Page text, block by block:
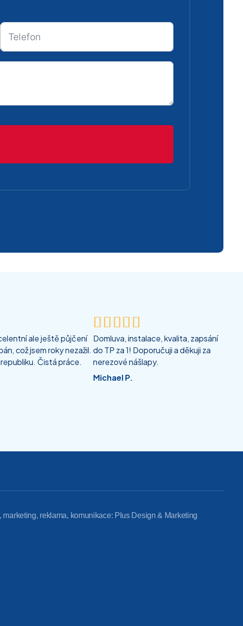
ale ještě půjčení
což jsem roky nezažil.
Čistá práce.

Domluva, instalace, kvalita, zapsání
do TP za 1! Doporučuji a děkuji za
nerezové nášlapy.
Michael P.
reklama, komunikace: Plus Design & Marketing